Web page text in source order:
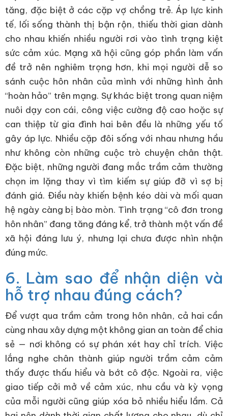
tăng, đặc biệt ở các cặp vợ chồng trẻ. Áp lực kinh
tế, lối sống thành thị bận rộn, thiếu thời gian dành
cho nhau khiến nhiều người rơi vào tình trạng kiệt
sức cảm xúc. Mạng xã hội cũng góp phần làm vấn
đề trở nên nghiêm trọng hơn, khi mọi người dễ so
sánh cuộc hôn nhân của mình với những hình ảnh
“hoàn hảo” trên mạng. Sự khác biệt trong quan niệm
nuôi dạy con cái, công việc cường độ cao hoặc sự
can thiệp từ gia đình hai bên đều là những yếu tố
gây áp lực. Nhiều cặp đôi sống với nhau nhưng hầu
như không còn những cuộc trò chuyện chân thật.
Đặc biệt, những người đang mắc trầm cảm thường
chọn im lặng thay vì tìm kiếm sự giúp đỡ vì sợ bị
đánh giá. Điều này khiến bệnh kéo dài và mối quan
hệ ngày càng bị bào mòn. Tình trạng “cô đơn trong
hôn nhân” đang tăng đáng kể, trở thành một vấn đề
xã hội đáng lưu ý, nhưng lại chưa được nhìn nhận
đúng mức.
6. Làm sao để nhận diện và
hỗ trợ nhau đúng cách?
Để vượt qua trầm cảm trong hôn nhân, cả hai cần
cùng nhau xây dựng một không gian an toàn để chia
sẻ — nơi không có sự phán xét hay chỉ trích. Việc
lắng nghe chân thành giúp người trầm cảm cảm
thấy được thấu hiểu và bớt cô độc. Ngoài ra, việc
giao tiếp cởi mở về cảm xúc, nhu cầu và kỳ vọng
của mỗi người cũng giúp xóa bỏ nhiều hiểu lầm. Cả